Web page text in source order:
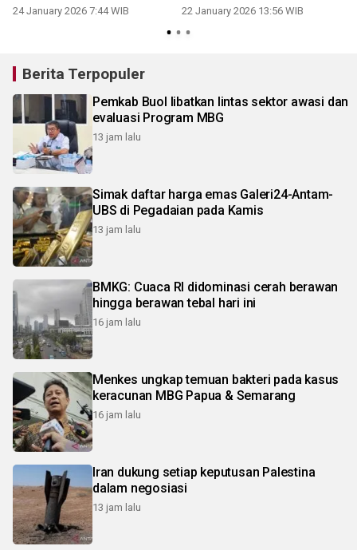
24 January 2026 7:44 WIB 22 January 2026 13:56 WIB
Berita Terpopuler
Pemkab Buol libatkan lintas sektor awasi dan
evaluasi Program MBG
13 jam lalu
Simak daftar harga emas Galeri24-Antam-
UBS di Pegadaian pada Kamis
13 jam lalu
BMKG: Cuaca RI didominasi cerah berawan
hingga berawan tebal hari ini
16 jam lalu
Menkes ungkap temuan bakteri pada kasus
keracunan MBG Papua & Semarang
16 jam lalu
Iran dukung setiap keputusan Palestina
dalam negosiasi
13 jam lalu